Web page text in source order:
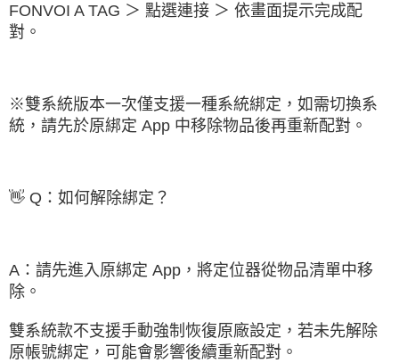
FONVOI A TAG ＞ 點選連接 ＞ 依畫面提示完成配
對。
※雙系統版本一次僅支援一種系統綁定，如需切換系
統，請先於原綁定 App 中移除物品後再重新配對。
👋 Q：如何解除綁定？
A：請先進入原綁定 App，將定位器從物品清單中移
除。
雙系統款不支援手動強制恢復原廠設定，若未先解除
原帳號綁定，可能會影響後續重新配對。